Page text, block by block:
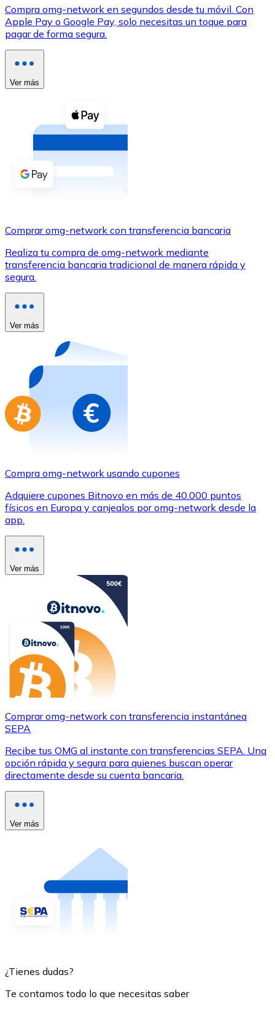
XRP
Efectivo
Comprar con efectivo
Transferencia SEPA
Añade fondos a tu cuenta Bitnovo o realiza compras
Utiliza tarjetas Visa y Mastercard para comprar
Comprar con tarjeta
Tienda - Tarjetas regalo
Nuevo
Compra tarjetas regalo de tus marcas favoritas con
Ir a la tienda de tarjetas regalo
Compra omg-network en segundos desde tu móvil. Con
Apple Pay o Google Pay, solo necesitas un toque para
pagar de forma segura.
Ver más
Comprar omg-network con transferencia bancaria
Realiza tu compra de omg-network mediante
transferencia bancaria tradicional de manera rápida y
segura.
Ver más
Compra omg-network usando cupones
Adquiere cupones Bitnovo en más de 40.000 puntos
físicos en Europa y canjealos por omg-network desde la
app.
Ver más
Comprar omg-network con transferencia instantánea
SEPA
Recibe tus OMG al instante con transferencias SEPA. Una
opción rápida y segura para quienes buscan operar
directamente desde su cuenta bancaria.
Ver más
¿Tienes dudas?
Te contamos todo lo que necesitas saber